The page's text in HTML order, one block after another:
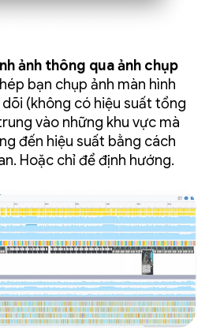
ảnh thông qua ảnh chụp
bạn chụp ảnh màn hình
(không có hiệu suất tổng
vào những khu vực mà
đến hiệu suất bằng cách
Hoặc chỉ để định hướng.